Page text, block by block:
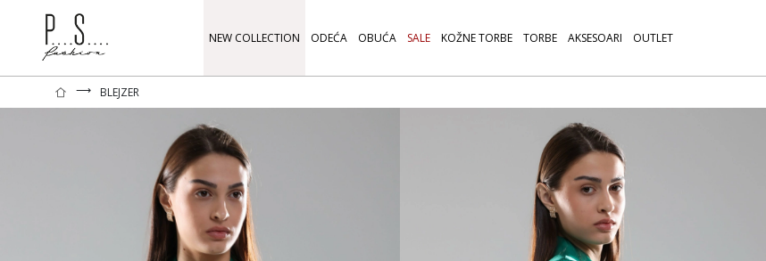
NEW COLLECTION ODEĆA OBUĆA SALE KOŽNE TORBE TORBE AKSESOARI OUTLET
⟶ BLEJZER